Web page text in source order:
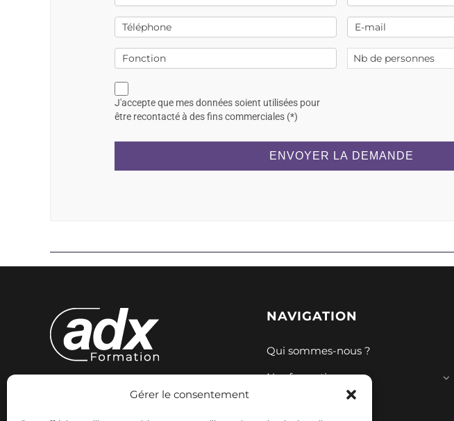
Gérer le consentement
J'accepte que mes données soient utilisées pour
être recontacté à des fins commerciales (*)
ENVOYER LA DEMANDE
Expertise et innovation pour votre
NAVIGATION
Qui sommes-nous ?
Nos formations